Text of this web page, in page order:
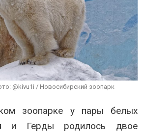
@kivu1i / Новосибирский зоопарк
зоопарке у пары белых
и Герды родилось двое